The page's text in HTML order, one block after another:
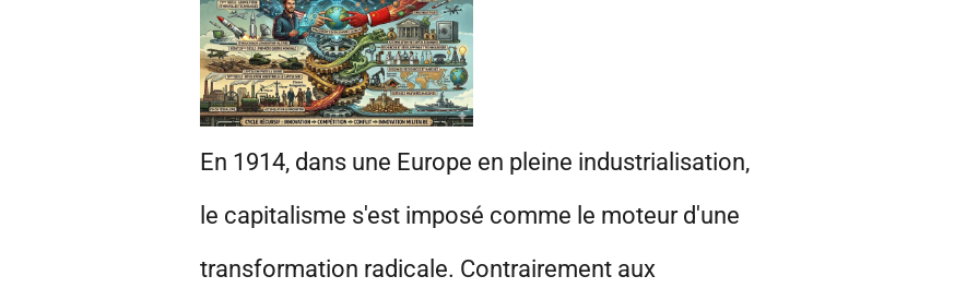
En 1914, dans une Europe en pleine industrialisation,
le capitalisme s'est imposé comme le moteur d'une
transformation radicale. Contrairement aux